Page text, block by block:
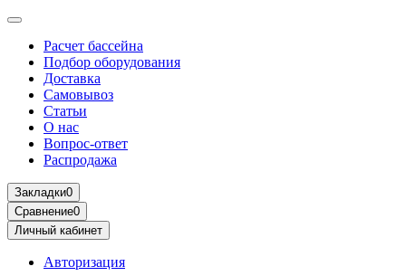
Расчет бассейна
Подбор оборудования
Доставка
Самовывоз
Статьи
О нас
Вопрос-ответ
Распродажа
Закладки0
Сравнение0
Личный кабинет
Авторизация